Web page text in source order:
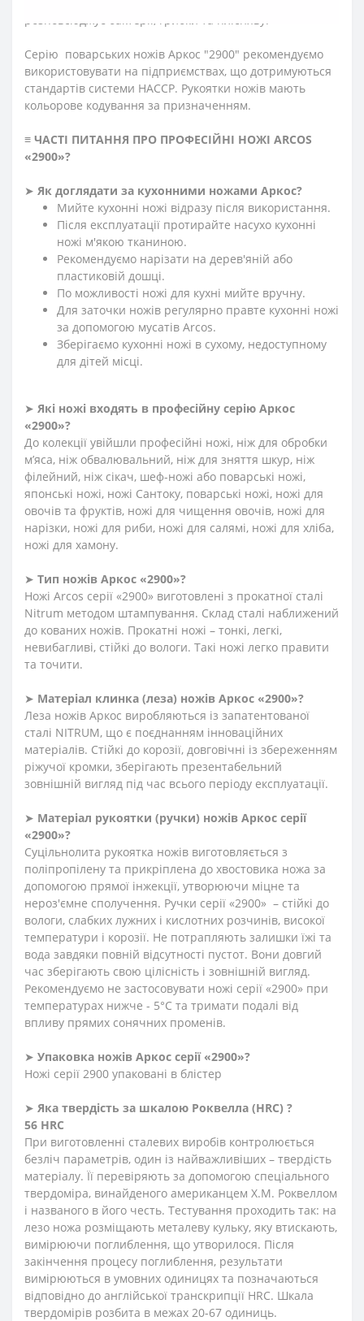
Серію поварських ножів Аркос "2900" рекомендуємо
використовувати на підприємствах, що дотримуються
стандартів системи HACCP. Рукоятки ножів мають
кольорове кодування за призначенням.
≡ ЧАСТІ ПИТАННЯ ПРО ПРОФЕСІЙНІ НОЖІ ARCOS
«2900»?
➤ Як доглядати за кухонними ножами Аркос?
Мийте кухонні ножі відразу після використання.
Після експлуатації протирайте насухо кухонні
ножі м'якою тканиною.
Рекомендуємо нарізати на дерев'яній або
пластиковій дошці.
По можливості ножі для кухні мийте вручну.
Для заточки ножів регулярно правте кухонні ножі
за допомогою мусатів Arcos.
Зберігаємо кухонні ножі в сухому, недоступному
для дітей місці.
➤ Які ножі входять в професійну серію Аркос
«2900»?
До колекції увійшли професійні ножі, ніж для обробки
м’яса, ніж обвалювальний, ніж для зняття шкур, ніж
філейний, ніж сікач, шеф-ножі або поварські ножі,
японські ножі, ножі Сантоку, поварські ножі, ножі для
овочів та фруктів, ножі для чищення овочів, ножі для
нарізки, ножі для риби, ножі для салямі, ножі для хліба,
ножі для хамону.
➤ Тип ножів Аркос «2900»?
Ножі Arcos серії «2900» виготовлені з прокатної сталі
Nitrum методом штампування. Склад сталі наближений
до кованих ножів. Прокатні ножі – тонкі, легкі,
невибагливі, стійкі до вологи. Такі ножі легко правити
та точити.
➤ Матеріал клинка (леза) ножів Аркос «2900»?
Леза ножів Аркос виробляються із запатентованої
сталі NITRUM, що є поєднанням інноваційних
матеріалів. Стійкі до корозії, довговічні із збереженням
ріжучої кромки, зберігають презентабельний
зовнішній вигляд під час всього періоду експлуатації.
➤ Матеріал рукоятки (ручки) ножів Аркос серії
«2900»?
Суцільнолита рукоятка ножів виготовляється з
поліпропілену та прикріплена до хвостовика ножа за
допомогою прямої інжекції, утворюючи міцне та
нероз'ємне сполучення. Ручки серії «2900» – стійкі до
вологи, слабких лужних і кислотних розчинів, високої
температури і корозії. Не потрапляють залишки їжі та
вода завдяки повній відсутності пустот. Вони довгий
час зберігають свою цілісність і зовнішній вигляд.
Рекомендуємо не застосовувати ножі серії «2900» при
температурах нижче - 5°С та тримати подалі від
впливу прямих сонячних променів.
➤ Упаковка ножів Аркос серії «2900»?
Ножі серії 2900 упаковані в блістер
➤ Яка твердість за шкалою Роквелла (HRC) ?
56 HRC
При виготовленні сталевих виробів контролюється
безліч параметрів, один із найважливіших – твердість
матеріалу. Її перевіряють за допомогою спеціального
твердоміра, винайденого американцем Х.М. Роквеллом
і названого в його честь. Тестування проходить так: на
лезо ножа розміщають металеву кульку, яку втискають,
вимірюючи поглиблення, що утворилося. Після
закінчення процесу поглиблення, результати
вимірюються в умовних одиницях та позначаються
відповідно до англійської транскрипції HRC. Шкала
твердомірів розбита в межах 20-67 одиниць.